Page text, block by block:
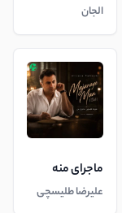
الجان
ماجرای منه
علیرضا طلیسچی